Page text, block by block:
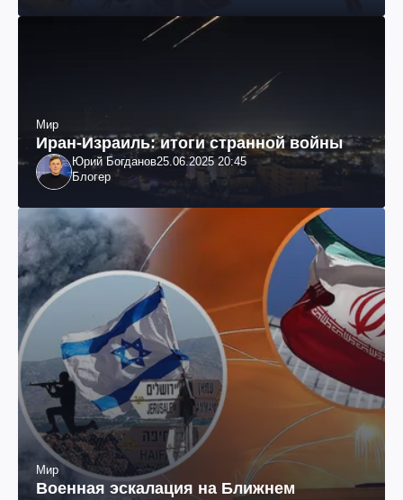
Мир
Иран-Израиль: итоги странной войны
Юрий Богданов25.06.2025 20:45
Блогер
Мир
Военная эскалация на Ближнем